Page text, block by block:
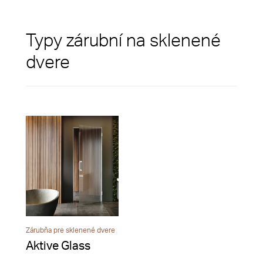
Typy zárubní na sklenené
dvere
Zárubňa pre sklenené dvere
Aktive Glass